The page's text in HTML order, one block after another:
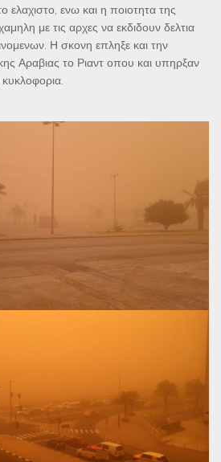
ελαχιστο, ενω και η ποιοτητα της
με τις αρχες να εκδιδουν δελτια
Η σκονη επληξε και την
Αραβιας το Ριαντ οπου και υπηρξαν